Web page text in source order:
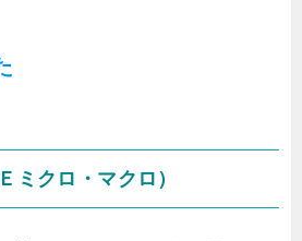
ミクロ・マクロ）